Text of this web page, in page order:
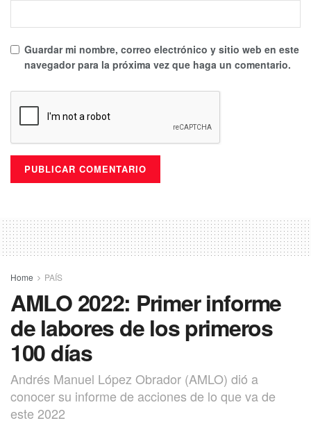
Guardar mi nombre, correo electrónico y sitio web en este
navegador para la próxima vez que haga un comentario.
Home PAÍS
AMLO 2022: Primer informe
de labores de los primeros
100 días
Andrés Manuel López Obrador (AMLO) dió a
conocer su informe de acciones de lo que va de
este 2022